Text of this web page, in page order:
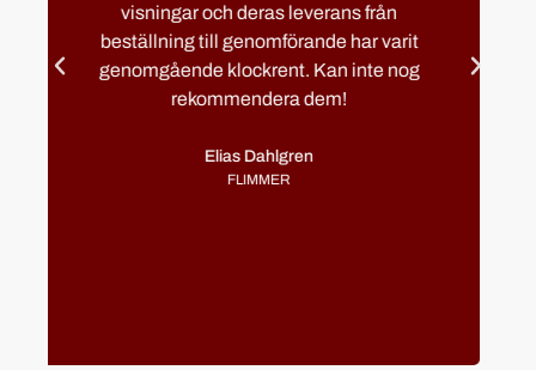
utrustning till installation.
Cecilia Stenhammar
CURT NICOLIN GYMNASIET